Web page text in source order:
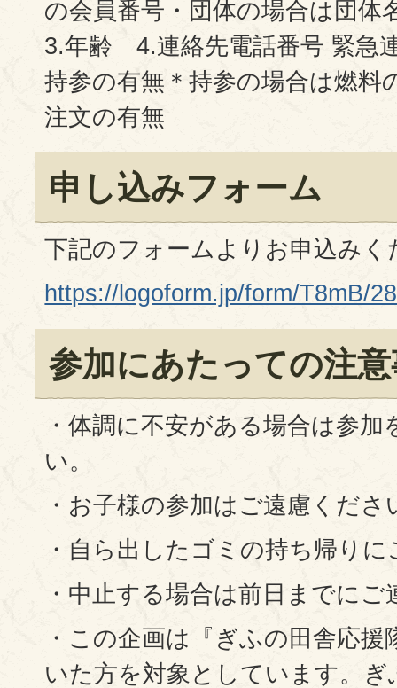
の会員番号・団体の場合は団
3.年齢 4.連絡先電話番号 緊急
持参の有無＊持参の場合は燃
注文の有無
申し込みフォーム
下記のフォームよりお申込みく
https://logoform.jp/form/T8mB/
参加にあたっての注
・体調に不安がある場合は参
い。
・お子様の参加はご遠慮くださ
・自ら出したゴミの持ち帰り
・中止する場合は前日までに
・この企画は『ぎふの田舎応
いた方を対象としています。ぎ